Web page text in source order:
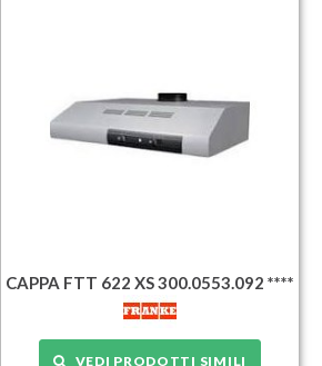
CAPPA FTT 622 XS 300.0553.092 ****
VEDI PRODOTTI SIMILI